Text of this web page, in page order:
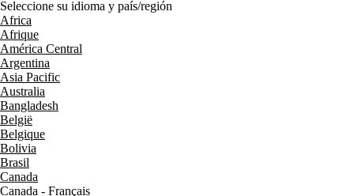
Seleccione su idioma y país/región
Africa
Afrique
América Central
Argentina
Asia Pacific
Australia
Bangladesh
België
Belgique
Bolivia
Brasil
Canada
Canada - Français